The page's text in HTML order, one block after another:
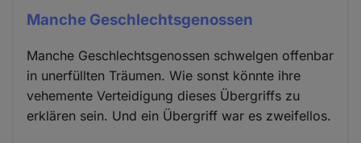
Manche Geschlechtsgenossen
Manche Geschlechtsgenossen schwelgen offenbar
in unerfüllten Träumen. Wie sonst könnte ihre
vehemente Verteidigung dieses Übergriffs zu
erklären sein. Und ein Übergriff war es zweifellos.